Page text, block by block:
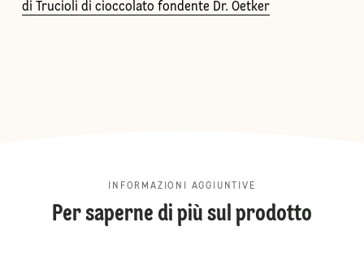
di Trucioli di cioccolato fondente Dr. Oetker
INFORMAZIONI AGGIUNTIVE
Per saperne di più sul prodotto